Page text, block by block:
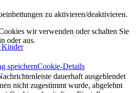
Kinder
zu aktivieren/deaktivieren.
wir verwenden oder schalten Sie
oder aus.
speichernCookie-Details
dauerhaft ausgeblendet
nicht zugestimmt wurde, abgelehnt